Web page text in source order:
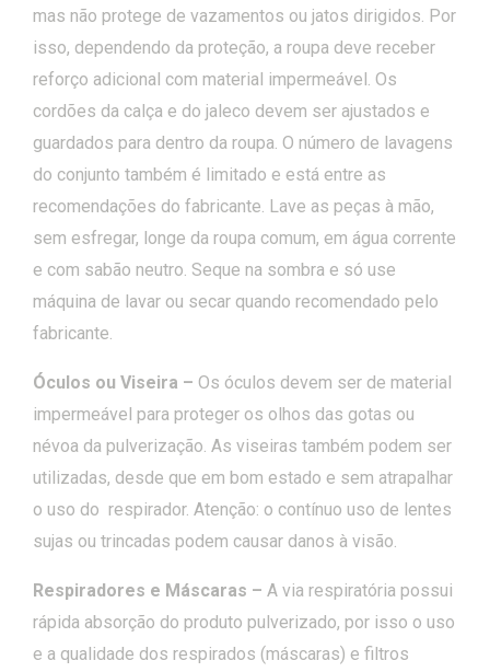
mas não protege de vazamentos ou jatos dirigidos. Por
isso, dependendo da proteção, a roupa deve receber
reforço adicional com material impermeável. Os
cordões da calça e do jaleco devem ser ajustados e
guardados para dentro da roupa. O número de lavagens
do conjunto também é limitado e está entre as
recomendações do fabricante. Lave as peças à mão,
sem esfregar, longe da roupa comum, em água corrente
e com sabão neutro. Seque na sombra e só use
máquina de lavar ou secar quando recomendado pelo
fabricante.
Óculos ou Viseira – Os óculos devem ser de material
impermeável para proteger os olhos das gotas ou
névoa da pulverização. As viseiras também podem ser
utilizadas, desde que em bom estado e sem atrapalhar
o uso do respirador. Atenção: o contínuo uso de lentes
sujas ou trincadas podem causar danos à visão.
Respiradores e Máscaras – A via respiratória possui
rápida absorção do produto pulverizado, por isso o uso
e a qualidade dos respirados (máscaras) e filtros